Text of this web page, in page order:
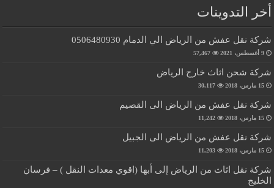
أخر التدوينات
شركة نقل عفش من الرياض الي الدمام 0506480930
9 أغسطس، 2021 57,467
شركة شحن اثاث خارج الرياض
15 مارس، 2018 30,117
شركة نقل عفش من الرياض الى القصيم
15 مارس، 2018 11,242
شركة نقل عفش من الرياض الى الجبيل
15 مارس، 2018 11,203
شركة نقل اثاث من الرياض إلى أبها (اقوي معدات النقل ) – فرسان
الخليج